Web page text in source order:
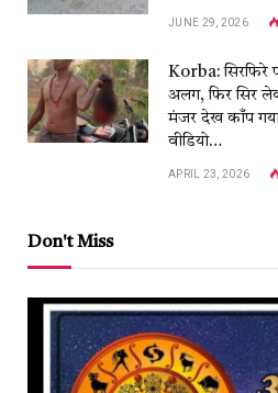
JUNE 29, 2026
Korba: सिरफिरे
अलग, फिर सिर
मंजर देख काँप
वीडियो…
APRIL 23, 2026
Don't Miss